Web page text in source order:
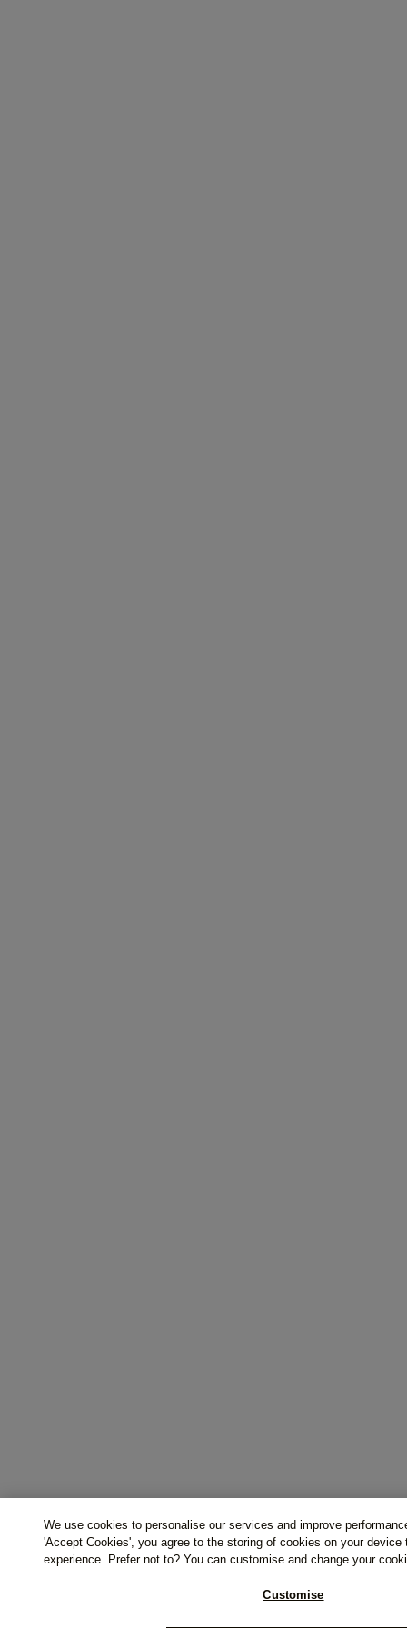
We use cookies to personalise our services and improve
'Accept Cookies', you agree to the storing of cookies on your device
experience. Prefer not to? You can customise and change your
Customise